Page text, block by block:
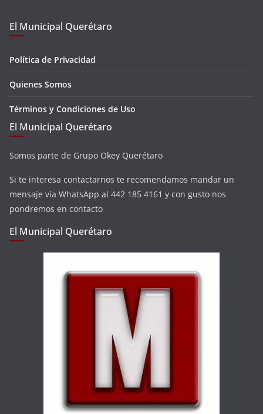
El Municipal Querétaro
Política de Privacidad
Quienes Somos
Términos y Condiciones de Uso
El Municipal Querétaro
Somos parte de Grupo Okey Querétaro
Si te interesa contactarnos te recomendamos mandar un
mensaje vía WhatsApp al 442 185 4161 y con gusto nos
pondremos en contacto
El Municipal Querétaro